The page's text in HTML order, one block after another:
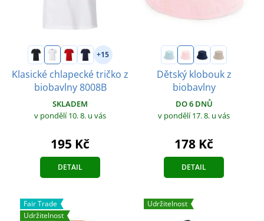
+15
Klasické chlapecké tričko z
biobavlny 8008B
SKLADEM
v pondělí 10. 8. u vás
195 Kč
DETAIL
Dětský klobouk z
biobavlny
DO 6 DNŮ
v pondělí 17. 8. u vás
178 Kč
DETAIL
Fair Trade
Udržitelnost
Udržitelnost